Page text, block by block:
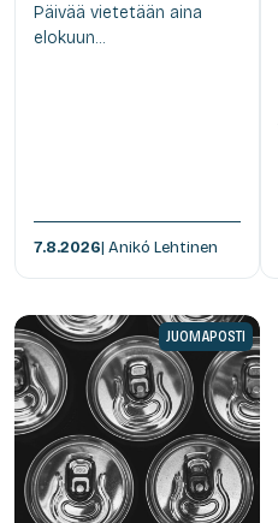
Päivää vietetään aina
elokuun...
7.8.2026| Anikó Lehtinen
JUOMAPOSTI